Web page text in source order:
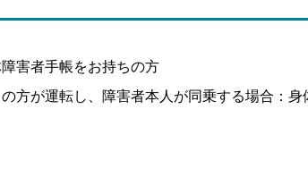
害者手帳をお持ちの方
方が運転し、障害者本人が同乗する場合：